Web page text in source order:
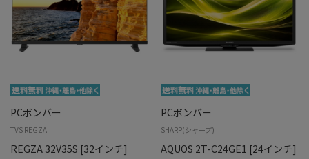
PCボンバー
TVS REGZA
REGZA 32V35S [32インチ]
PCボンバー
SHARP(シャープ)
AQUOS 2T-C24GE1 [24インチ]